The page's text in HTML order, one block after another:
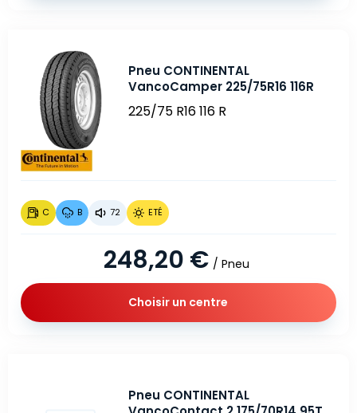
Pneu CONTINENTAL
VancoCamper 225/75R16 116R
225/75 R16 116 R
C B 72 ETÉ
248,20 € / Pneu
Choisir un centre
Pneu CONTINENTAL